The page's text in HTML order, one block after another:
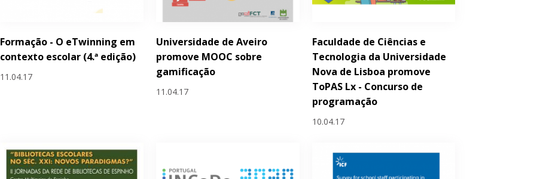
Formação - O eTwinning em
contexto escolar (4.ª edição)
11.04.17
Universidade de Aveiro
promove MOOC sobre
gamificação
11.04.17
Faculdade de Ciências e
Tecnologia da Universidade
Nova de Lisboa promove
ToPAS Lx - Concurso de
programação
10.04.17